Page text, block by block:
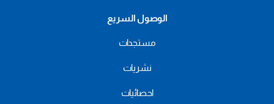
الوصول السريع
مستجدات
نشريات
احصائيات